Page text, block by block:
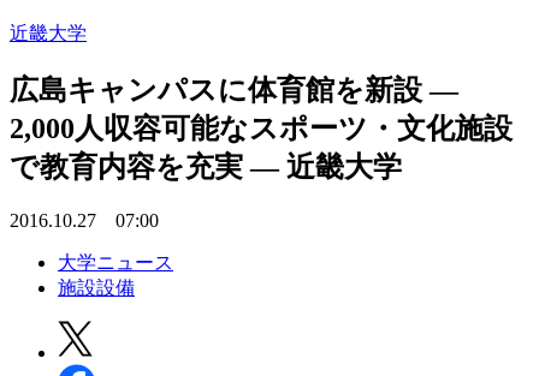
近畿大学
広島キャンパスに体育館を新設 —
2,000人収容可能なスポーツ・文化施設
で教育内容を充実 — 近畿大学
2016.10.27 07:00
大学ニュース
施設設備